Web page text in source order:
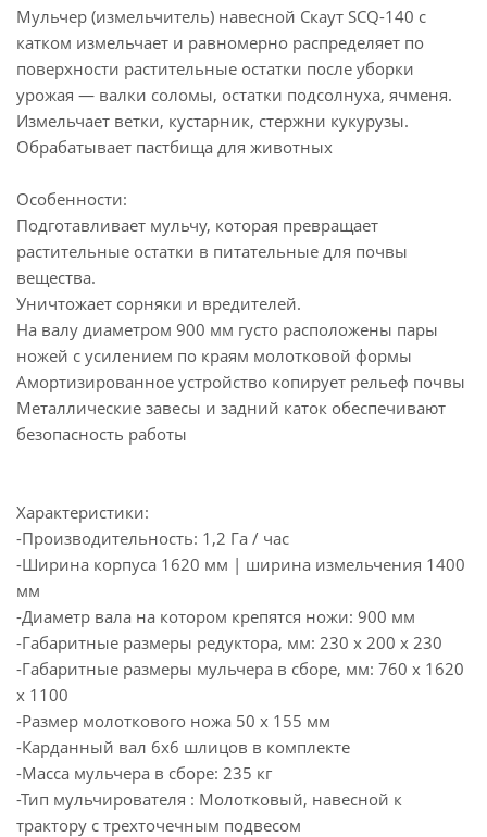
Мульчер (измельчитель) навесной Скаут SCQ-140 с
катком измельчает и равномерно распределяет по
поверхности растительные остатки после уборки
урожая — валки соломы, остатки подсолнуха, ячменя.
Измельчает ветки, кустарник, стержни кукурузы.
Обрабатывает пастбища для животных
Особенности:
Подготавливает мульчу, которая превращает
растительные остатки в питательные для почвы
вещества.
Уничтожает сорняки и вредителей.
На валу диаметром 900 мм густо расположены пары
ножей с усилением по краям молотковой формы
Амортизированное устройство копирует рельеф почвы
Металлические завесы и задний каток обеспечивают
безопасность работы
Характеристики:
-Производительность: 1,2 Га / час
-Ширина корпуса 1620 мм | ширина измельчения 1400
мм
-Диаметр вала на котором крепятся ножи: 900 мм
-Габаритные размеры редуктора, мм: 230 x 200 x 230
-Габаритные размеры мульчера в сборе, мм: 760 x 1620
x 1100
-Размер молоткового ножа 50 x 155 мм
-Карданный вал 6x6 шлицов в комплекте
-Масса мульчера в сборе: 235 кг
-Тип мульчирователя : Молотковый, навесной к
трактору с трехточечным подвесом